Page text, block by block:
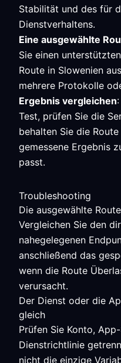
Stabilität und des für
Dienstverhaltens.
Eine ausgewählte
Sie einen
Route in Slowenien
mehrere Protokolle
Ergebnis vergleichen
Test, prüfen Sie die
behalten Sie die
gemessene Ergebnis
passt.
Troubleshooting
Die ausgewählte
Vergleichen Sie den
nahegelegenen
anschließend das
wenn die Route
verursacht.
Der Dienst oder die
gleich
Prüfen Sie Konto,
Dienstrichtlinie
nicht die einzige